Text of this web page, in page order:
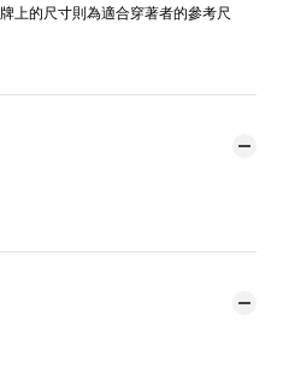
上的尺寸則為適合穿著者的參考尺